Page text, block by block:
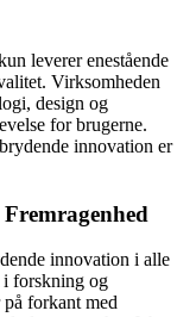
leverer enestående
Virksomheden
design og
for brugerne.
innovation er
innovation i alle
i forskning og
forkant med